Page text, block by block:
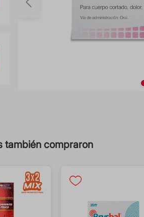
también compraron